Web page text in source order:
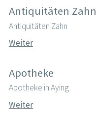
Antiquitäten Zahn
Antiquitäten Zahn
Weiter
Apotheke
Apotheke in Aying
Weiter